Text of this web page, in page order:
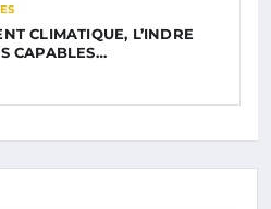
CLIMATIQUE, L’INDRE
CAPABLES…